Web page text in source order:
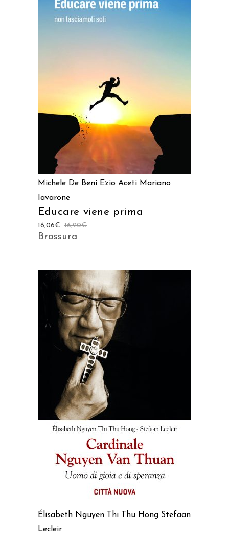
Michele De Beni Ezio Aceti Mariano
Iavarone
Educare viene prima
16,90€
16,06€
Brossura
AGGIUNGI AL CARRELLO
Élisabeth Nguyen Thi Thu Hong Stefaan
Lecleir